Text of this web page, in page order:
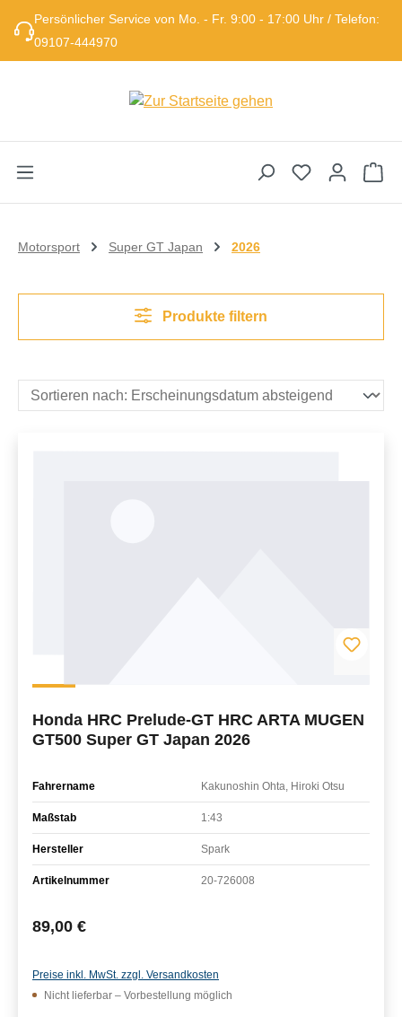
Zum Hauptinhalt springen
Persönlicher Service von Mo. - Fr. 9:00 - 17:00 Uhr / Telefon:
09107-444970
Motorsport Super GT Japan 2026
Produkte filtern
Honda HRC Prelude-GT HRC ARTA MUGEN
GT500 Super GT Japan 2026
Fahrername Kakunoshin Ohta, Hiroki Otsu
Maßstab 1:43
Hersteller Spark
Artikelnummer 20-726008
Regulärer Preis:
89,00 €
Preise inkl. MwSt. zzgl. Versandkosten
Nicht lieferbar – Vorbestellung möglich